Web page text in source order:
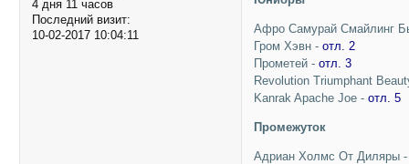
4 дня 11 часов
Последний визит:
10-02-2017 10:04:11
Афро Самурай Смайлинг
Гром Хэвн -отл. 2
Прометей -отл. 3
Revolution Triumphant
Kanrak Apache Joe -отл. 5
Промежуток
Адриан Холмс От Диляры